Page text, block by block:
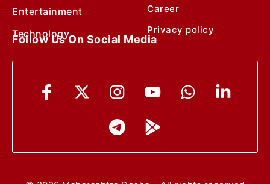
Entertainment
Technology
Career
Privacy policy
Follow Us On Social Media